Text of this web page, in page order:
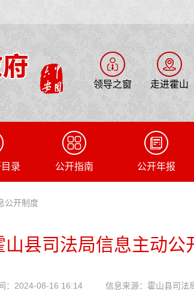
领导之窗 走进霍山
录 公开指南 公开年报
公开制度
山县司法局信息主动公
：2024-08-16 16:14 信息来源：霍山县司